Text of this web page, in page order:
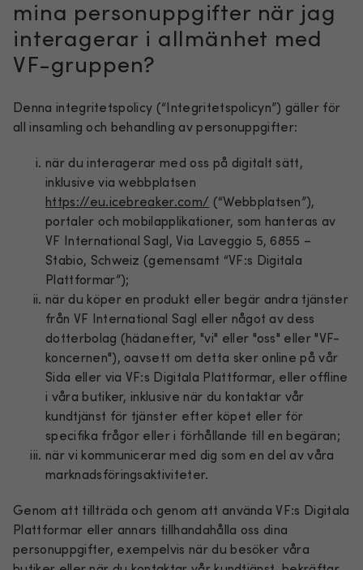
mina personuppgifter när jag
interagerar i allmänhet med
VF-gruppen?
Denna integritetspolicy (“Integritetspolicyn”) gäller för
all insamling och behandling av personuppgifter:
när du interagerar med oss på digitalt sätt,
inklusive via webbplatsen
https://eu.icebreaker.com/ (“Webbplatsen”),
portaler och mobilapplikationer, som hanteras av
VF International Sagl, Via Laveggio 5, 6855 –
Stabio, Schweiz (gemensamt “VF:s Digitala
Plattformar”);
när du köper en produkt eller begär andra tjänster
från VF International Sagl eller något av dess
dotterbolag (hädanefter, "vi" eller "oss" eller "VF-
koncernen"), oavsett om detta sker online på vår
Sida eller via VF:s Digitala Plattformar, eller offline
i våra butiker, inklusive när du kontaktar vår
kundtjänst för tjänster efter köpet eller för
specifika frågor eller i förhållande till en begäran;
när vi kommunicerar med dig som en del av våra
marknadsföringsaktiviteter.
Genom att tillträda och genom att använda VF:s Digitala
Plattformar eller annars tillhandahålla oss dina
personuppgifter, exempelvis när du besöker våra